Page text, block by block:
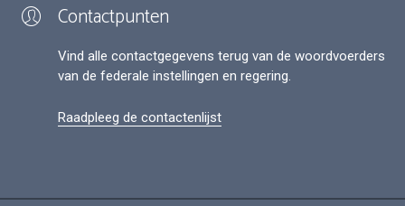
Contactpunten
Vind alle contactgegevens terug van de woordvoerders
van de federale instellingen en regering.
Raadpleeg de contactenlijst